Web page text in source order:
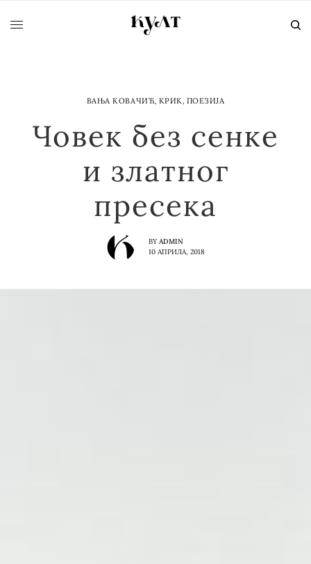
ВАЊА КОВАЧИЋ, КРИК, ПОЕЗИЈА
Човек без сенке
и златног
пресека
BY ADMIN
10 АПРИЛА, 2018